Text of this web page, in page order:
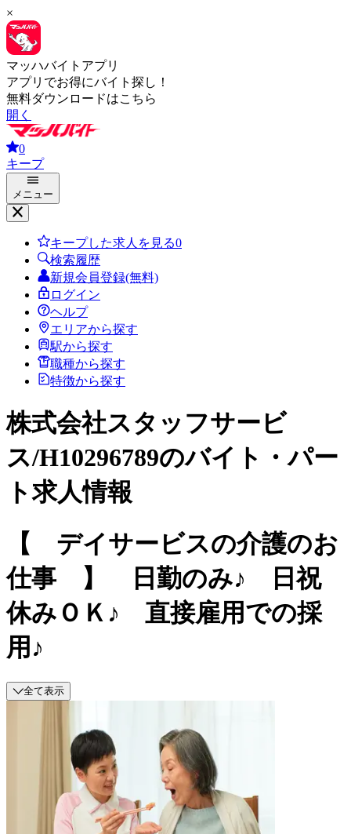
×
マッハバイトアプリ
アプリでお得にバイト探し！
無料ダウンロードはこちら
開く
0
キープ
メニュー
キープした求人を見る0
検索履歴
新規会員登録(無料)
ログイン
ヘルプ
エリアから探す
駅から探す
職種から探す
特徴から探す
株式会社スタッフサービ
ス/H10296789のバイト・パー
ト求人情報
【 デイサービスの介護のお
仕事 】 日勤のみ♪ 日祝
休みＯＫ♪ 直接雇用での採
用♪
全て表示